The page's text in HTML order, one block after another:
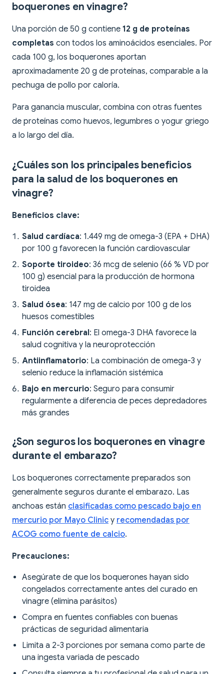
boquerones en vinagre?
Una porción de 50 g contiene 12 g de proteínas
completas con todos los aminoácidos esenciales. Por
cada 100 g, los boquerones aportan
aproximadamente 20 g de proteínas, comparable a la
pechuga de pollo por caloría.
Para ganancia muscular, combina con otras fuentes
de proteínas como huevos, legumbres o yogur griego
a lo largo del día.
¿Cuáles son los principales beneficios
para la salud de los boquerones en
vinagre?
Beneficios clave:
Salud cardíaca: 1.449 mg de omega-3 (EPA + DHA)
por 100 g favorecen la función cardiovascular
Soporte tiroideo: 36 mcg de selenio (66 % VD por
100 g) esencial para la producción de hormona
tiroidea
Salud ósea: 147 mg de calcio por 100 g de los
huesos comestibles
Función cerebral: El omega-3 DHA favorece la
salud cognitiva y la neuroprotección
Antiinflamatorio: La combinación de omega-3 y
selenio reduce la inflamación sistémica
Bajo en mercurio: Seguro para consumir
regularmente a diferencia de peces depredadores
más grandes
¿Son seguros los boquerones en vinagre
durante el embarazo?
Los boquerones correctamente preparados son
generalmente seguros durante el embarazo. Las
anchoas están clasificadas como pescado bajo en
mercurio por Mayo Clinic y recomendadas por
ACOG como fuente de calcio.
Precauciones:
Asegúrate de que los boquerones hayan sido
congelados correctamente antes del curado en
vinagre (elimina parásitos)
Compra en fuentes confiables con buenas
prácticas de seguridad alimentaria
Limita a 2-3 porciones por semana como parte de
una ingesta variada de pescado